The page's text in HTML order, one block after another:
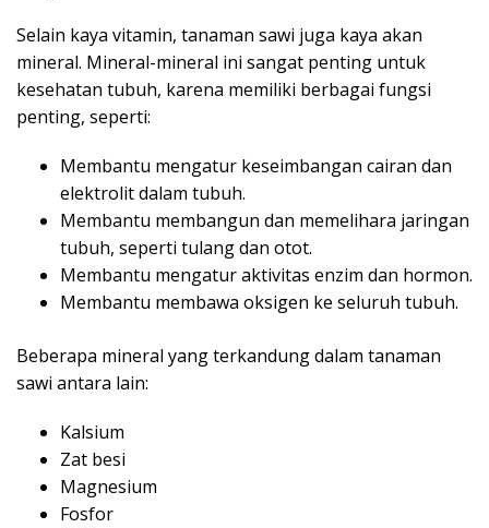
Selain kaya vitamin, tanaman sawi juga kaya akan
mineral. Mineral-mineral ini sangat penting untuk
kesehatan tubuh, karena memiliki berbagai fungsi
penting, seperti:
Membantu mengatur keseimbangan cairan dan
elektrolit dalam tubuh.
Membantu membangun dan memelihara jaringan
tubuh, seperti tulang dan otot.
Membantu mengatur aktivitas enzim dan hormon.
Membantu membawa oksigen ke seluruh tubuh.
Beberapa mineral yang terkandung dalam tanaman
sawi antara lain:
Kalsium
Zat besi
Magnesium
Fosfor